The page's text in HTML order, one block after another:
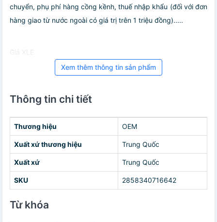
chuyển, phụ phí hàng cồng kềnh, thuế nhập khẩu (đối với đơn
hàng giao từ nước ngoài có giá trị trên 1 triệu đồng).....
Giá XLE
Xem thêm thông tin sản phẩm
Thông tin chi tiết
Thương hiệu OEM
Xuất xứ thương hiệu Trung Quốc
Xuất xứ Trung Quốc
SKU 2858340716642
Từ khóa